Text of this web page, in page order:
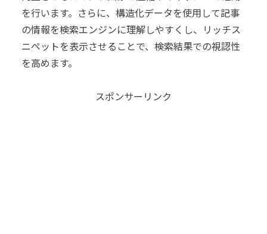
を行います。さらに、構造化データを使用して記事
の情報を検索エンジンに理解しやすくし、リッチス
ニペットを表示させることで、検索結果での視認性
を高めます。
スポンサーリンク